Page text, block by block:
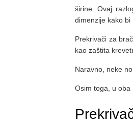
širine. Ovaj
dimenzije kako bi
Prekrivači za
kao zaštita
Naravno, neke
Osim toga, u oba